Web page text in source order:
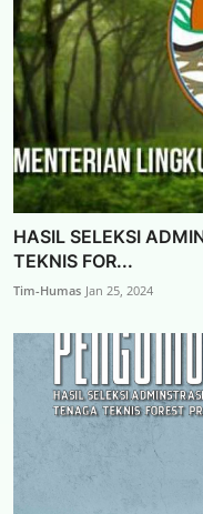
HASIL SELEKSI
TEKNIS FOR...
Tim-Humas Jan 25, 2024